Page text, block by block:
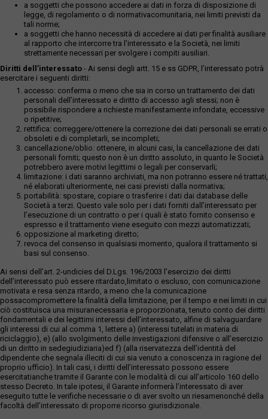
a soggetti che possono accedere ai dati in forza di disposizione di
legge, di regolamento o di normativacomunitaria, nei limiti previsti da
tali norme;
a soggetti che hanno necessità di accedere ai dati per finalità ausiliare
al rapporto che intercorre tra l’interessato e la Società, nei limiti
strettamente necessari per svolgere i compiti ausiliari.
Diritti dell’interessato - Ai sensi degli artt. 15 e ss GDPR, l’interessato potrà
esercitare i seguenti diritti:
accesso: conferma o meno che sia in corso un trattamento dei dati
personali dell’interessato e diritto di accesso agli stessi; non è
possibile rispondere a richieste manifestamente infondate, eccessive
o ripetitive;
rettifica: correggere/ottenere la correzione dei dati personali se errati o
obsoleti e di completarli, se incompleti;
cancellazione/oblio: ottenere, in alcuni casi, la cancellazione dei dati
personali forniti; questo non è un diritto assoluto, in quanto le Società
potrebbero avere motivi legittimi o legali per conservarli;
limitazione: i dati saranno archiviati, ma non potranno essere né trattati,
né elaborati ulteriormente, nei casi previsti dalla normativa;
portabilità: spostare, copiare o trasferire i dati dai database delle
Società a terzi. Questo vale solo per i dati forniti dall’interessato per
l’esecuzione di un contratto o per i quali è stato fornito consenso e
espresso e il trattamento viene eseguito con mezzi automatizzati;
opposizione al marketing diretto;
revoca del consenso in qualsiasi momento, qualora il trattamento si
basi sul consenso.
Ai sensi dell’art. 2-undicies del D.Lgs. 196/2003 l’esercizio dei diritti
dell’interessato può essere ritardato,limitato o escluso, con comunicazione
motivata e resa senza ritardo, a meno che la comunicazione
possacompromettere la finalità della limitazione, per il tempo e nei limiti in cui
ciò costituisca una misuranecessaria e proporzionata, tenuto conto dei diritti
fondamentali e dei legittimi interessi dell’interessato, alfine di salvaguardare
gli interessi di cui al comma 1, lettere a) (interessi tutelati in materia di
riciclaggio), e) (allo svolgimento delle investigazioni difensive o all’esercizio
di un diritto in sedegiudiziaria)ed f) (alla riservatezza dell’identità del
dipendente che segnala illeciti di cui sia venuto a conoscenza in ragione del
proprio ufficio). In tali casi, i diritti dell’interessato possono essere
esercitatianche tramite il Garante con le modalità di cui all’articolo 160 dello
stesso Decreto. In tale ipotesi, il Garante informerà l’interessato di aver
eseguito tutte le verifiche necessarie o di aver svolto un riesamenonché della
facoltà dell’interessato di proporre ricorso giurisdizionale.